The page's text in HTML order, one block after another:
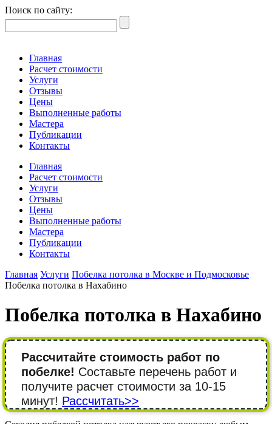
Поиск по сайту:
Главная
Расчет стоимости
Услуги
Отзывы
Цены
Выполненные работы
Мастера
Публикации
Контакты
Главная
Расчет стоимости
Услуги
Отзывы
Цены
Выполненные работы
Мастера
Публикации
Контакты
Главная Услуги Побелка потолка в Москве и Подмосковье
Побелка потолка в Нахабино
Побелка потолка в Нахабино
Рассчитайте стоимость работ по
побелке! Составьте перечень работ и
получите расчет стоимости за 10-15
минут! Рассчитать>>